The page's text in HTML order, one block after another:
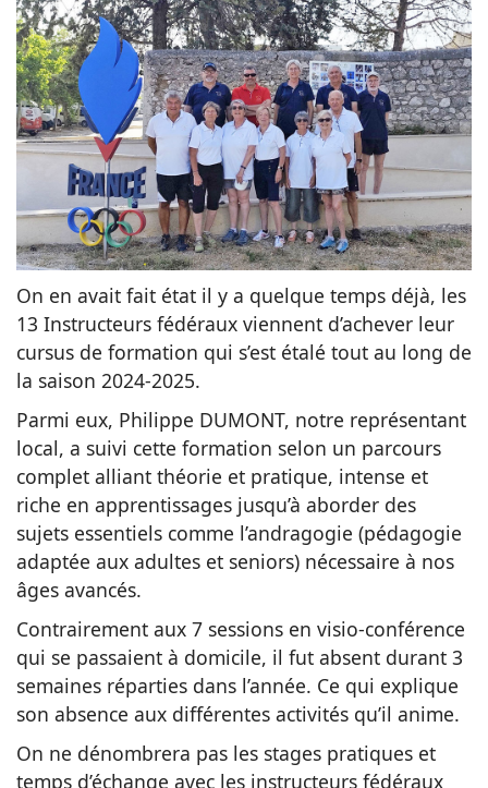
On en avait fait état il y a quelque temps déjà, les
13 Instructeurs fédéraux viennent d’achever leur
cursus de formation qui s’est étalé tout au long de
la saison 2024-2025.
Parmi eux, Philippe DUMONT, notre représentant
local, a suivi cette formation selon un parcours
complet alliant théorie et pratique, intense et
riche en apprentissages jusqu’à aborder des
sujets essentiels comme l’andragogie (pédagogie
adaptée aux adultes et seniors) nécessaire à nos
âges avancés.
Contrairement aux 7 sessions en visio-conférence
qui se passaient à domicile, il fut absent durant 3
semaines réparties dans l’année. Ce qui explique
son absence aux différentes activités qu’il anime.
On ne dénombrera pas les stages pratiques et
temps d’échange avec les instructeurs fédéraux